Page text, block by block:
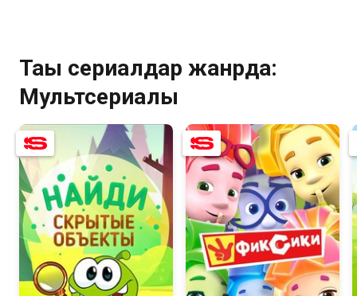
Тағы сериалдар жанрда:
Мультсериалы